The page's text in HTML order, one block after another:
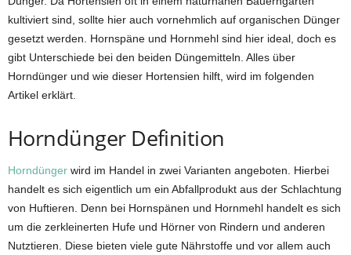
kultiviert sind, sollte hier auch vornehmlich auf organischen Dünger
gesetzt werden. Hornspäne und Hornmehl sind hier ideal, doch es
gibt Unterschiede bei den beiden Düngemitteln. Alles über
Horndünger und wie dieser Hortensien hilft, wird im folgenden
Artikel erklärt.
Horndünger Definition
Horndünger wird im Handel in zwei Varianten angeboten. Hierbei
handelt es sich eigentlich um ein Abfallprodukt aus der Schlachtung
von Huftieren. Denn bei Hornspänen und Hornmehl handelt es sich
um die zerkleinerten Hufe und Hörner von Rindern und anderen
Nutztieren. Diese bieten viele gute Nährstoffe und vor allem auch